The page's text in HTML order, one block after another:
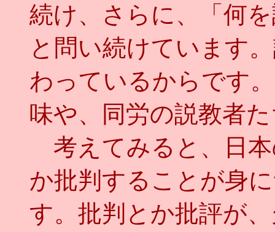
続け、さらに、「何
と問い続けています
わっているからです
味や、同労の説教者
考えてみると、日
か批判することが身
す。批判とか批評が